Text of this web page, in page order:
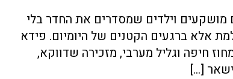
מושקעים וילדים שמסדרים את החדר בלי
אלא ברגעים הקטנים של היומיום. פידא
חיפה וגליל מערבי, מזכירה שדווקא,
[…]